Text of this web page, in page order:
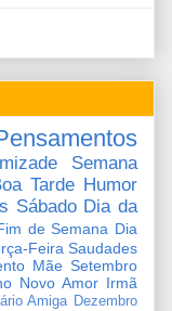
Semana
Tarde Humor
Sábado Dia da
de Semana Dia
Feira Saudades
Mãe Setembro
Novo Amor Irmã
Amiga Dezembro